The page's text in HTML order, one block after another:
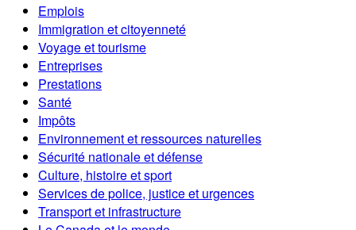
Emplois
Immigration et citoyenneté
Voyage et tourisme
Entreprises
Prestations
Santé
Impôts
Environnement et ressources naturelles
Sécurité nationale et défense
Culture, histoire et sport
Services de police, justice et urgences
Transport et infrastructure